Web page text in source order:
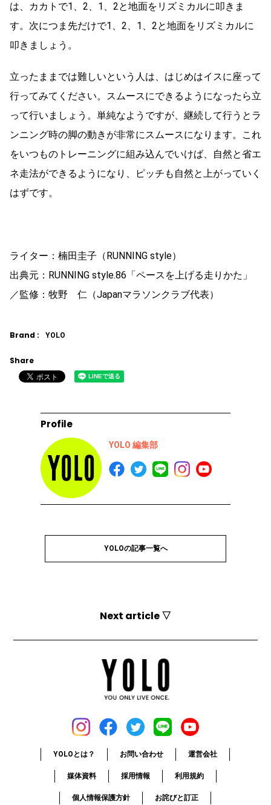
は、カカトで1、2、1、2と地面をリズミカルに叩きま
す。次につま先だけで1、2、1、2と地面をリズミカルに
叩きましょう。
立ったままでは難しいという人は、はじめはイスに座って
行ってみてください。スムースにできるようになったら立
って行いましょう。単純なようですが、継続して行うとラ
ンニング時の脚の動きが非常にスムースになります。これ
をいつものトレーニングに組み込んでいけば、自然と省エ
ネ走法ができるようになり、ピッチも自然と上がっていく
はずです。
ライター：楠田圭子（RUNNING style）
出典元：RUNNING style.86「ペースを上げる走りかた」
／監修：牧野 仁（Japanマラソンクラブ代表）
Brand : YOLO
Share
Profile
YOLO 編集部
YOLOの記事一覧へ
Next article ▽
YOLOとは？ お問い合わせ 運営会社
媒体資料 採用情報 利用規約
個人情報保護方針 お詫びと訂正